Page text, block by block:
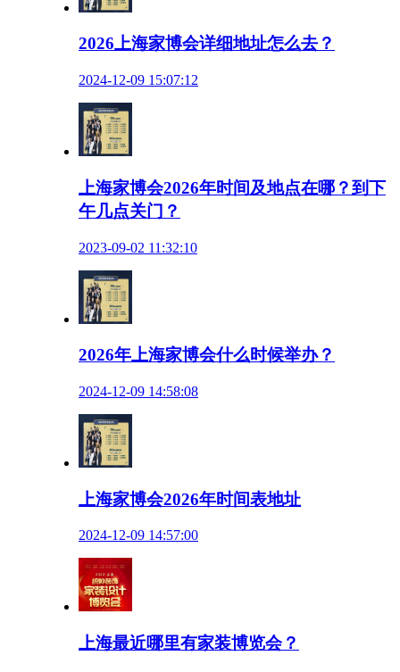
2026上海家博会详细地址怎么去？
2024-12-09 15:07:12
上海家博会2026年时间及地点在哪？到下
午几点关门？
2023-09-02 11:32:10
2026年上海家博会什么时候举办？
2024-12-09 14:58:08
上海家博会2026年时间表地址
2024-12-09 14:57:00
上海最近哪里有家装博览会？